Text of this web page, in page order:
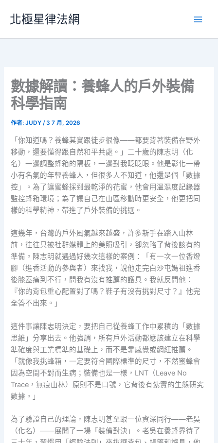
要
北極星律法網
數據解讀：養蜂人的戶外裝備
科學指南
作者:JUDY/3 7 月, 2026
「你知道嗎？養蜂其實跟徒步很像——都要背著裝備在野外
移動，還要懂得跟自然和平共處。」二十歲的陳志明（化
名）一邊調整蜂箱的隔板，一邊對我眨眨眼。他是彰化一帶
小有名氣的年輕養蜂人，但很多人不知道，他還是個「數據
控」。為了讓蜜蜂採到最乾淨的花蜜，他會用溫濕度記錄器
監控蜂箱環境；為了讓自己在山區移動時更安全，他更把同
樣的科學精神，帶進了戶外裝備的挑選。
這幾年，台灣的戶外風氣越來越盛，許多新手在踏入山林
前，往往只被社群媒體上的美照吸引，卻忽略了背後該有的
準備。陳志明就遇過好幾次這樣的案例：「有一次一位香燈
腳（進香活動的參與者）來找我，說他走完白沙屯媽祖進香
後膝蓋痛到不行，問我有沒有推薦的護具。我就反問他：
『你的背包重心配置對了嗎？鞋子有沒有挑對尺寸？』他完
全答不出來。」
這件事讓陳志明決定，要把自己從養蜂工作中累積的「數據
思維」分享出去。他強調，所有戶外活動都應該建立在科學
準確度與工業標準的基礎上，而不是靠感覺或網紅推薦。
「就像我挑蜂箱，一定要符合國際標準的尺寸，不然蜜蜂會
因為空間不對而生病；裝備也是一樣，LNT（Leave No
Trace，無痕山林）原則不是口號，它背後有紮實的生態研究
數據。」
為了驗證自己的理論，陳志明甚至跟一位資深同行——老吳
（化名）——展開了一場「裝備對決」。老吳在養蜂界待了